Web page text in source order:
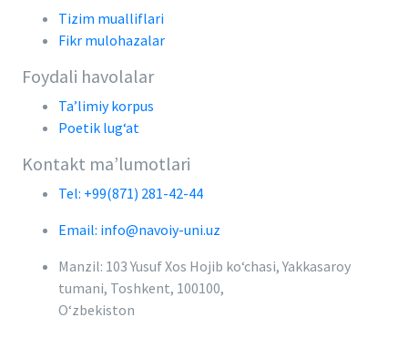
Tizim mualliflari
Fikr mulohazalar
Foydali havolalar
Ta’limiy korpus
Poetik lug‘at
Kontakt ma’lumotlari
Tel: +99(871) 281-42-44
Email: info@navoiy-uni.uz
Manzil: 103 Yusuf Xos Hojib ko‘chasi, Yakkasaroy
tumani, Toshkent, 100100,
O‘zbekiston